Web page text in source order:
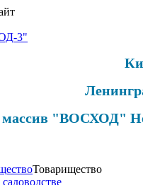
3"
массив "ВОСХОД"
Товарищество